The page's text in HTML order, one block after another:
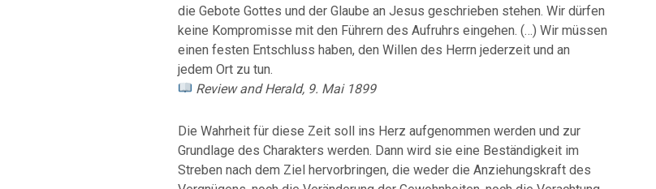
die Gebote Gottes und der Glaube an Jesus geschrieben stehen. Wir dürfen
keine Kompromisse mit den Führern des Aufruhrs eingehen. (…) Wir müssen
einen festen Entschluss haben, den Willen des Herrn jederzeit und an
jedem Ort zu tun.
Review and Herald, 9. Mai 1899
Die Wahrheit für diese Zeit soll ins Herz aufgenommen werden und zur
Grundlage des Charakters werden. Dann wird sie eine Beständigkeit im
Streben nach dem Ziel hervorbringen, die weder die Anziehungskraft des